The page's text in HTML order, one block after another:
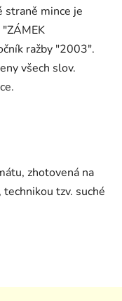
straně mince je
ražby "2003".
všech slov.
zhotovená na
tzv. suché